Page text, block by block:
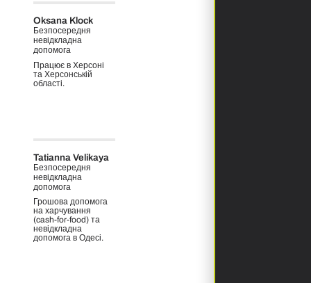
Oksana Klock
Безпосередня
невідкладна
допомога
Працює в Херсоні
та Херсонській
області.
Tatianna Velikaya
Безпосередня
невідкладна
допомога
Грошова допомога
на харчування
(cash-for-food) та
невідкладна
допомога в Одесі.